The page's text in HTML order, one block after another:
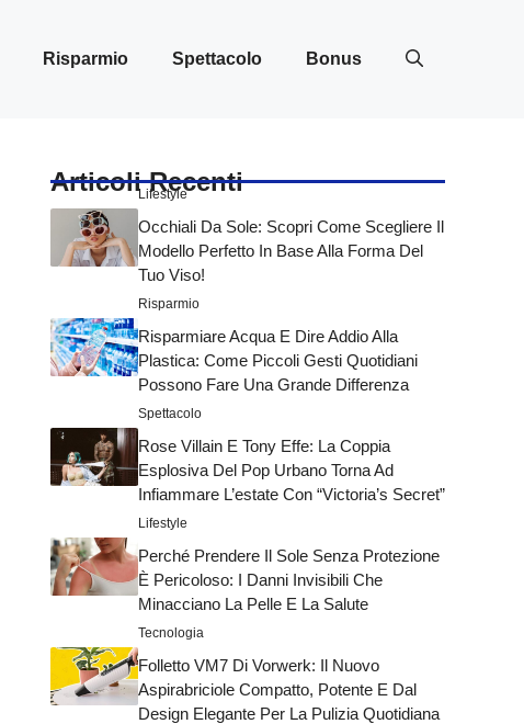
Risparmio Spettacolo Bonus
Articoli Recenti
Lifestyle
Occhiali Da Sole: Scopri Come Scegliere Il
Modello Perfetto In Base Alla Forma Del
Tuo Viso!
Risparmio
Risparmiare Acqua E Dire Addio Alla
Plastica: Come Piccoli Gesti Quotidiani
Possono Fare Una Grande Differenza
Spettacolo
Rose Villain E Tony Effe: La Coppia
Esplosiva Del Pop Urbano Torna Ad
Infiammare L’estate Con “Victoria’s Secret”
Lifestyle
Perché Prendere Il Sole Senza Protezione
È Pericoloso: I Danni Invisibili Che
Minacciano La Pelle E La Salute
Tecnologia
Folletto VM7 Di Vorwerk: Il Nuovo
Aspirabriciole Compatto, Potente E Dal
Design Elegante Per La Pulizia Quotidiana